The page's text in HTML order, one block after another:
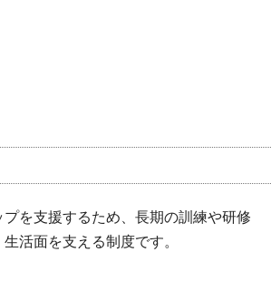
を支援するため、長期の訓練や研修
活面を支える制度です。